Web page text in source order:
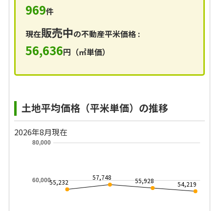
969件
現在販売中の不動産平米価格 :
56,636円（㎡単価）
土地平均価格（平米単価）の推移
2026年8月現在
60,000
80,000
55,232
57,748 55,928 54,219